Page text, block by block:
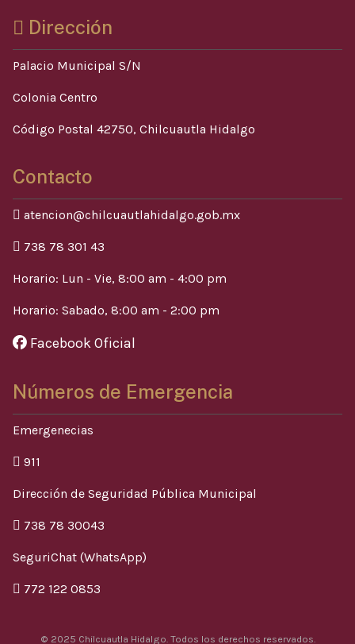
Dirección
Palacio Municipal S/N
Colonia Centro
Código Postal 42750, Chilcuautla Hidalgo
Contacto
atencion@chilcuautlahidalgo.gob.mx
738 78 301 43
Horario: Lun - Vie, 8:00 am - 4:00 pm
Horario: Sabado, 8:00 am - 2:00 pm
Facebook Oficial
Números de Emergencia
Emergenecias
911
Dirección de Seguridad Pública Municipal
738 78 30043
SeguriChat (WhatsApp)
772 122 0853
© 2025 Chilcuautla Hidalgo. Todos los derechos reservados.